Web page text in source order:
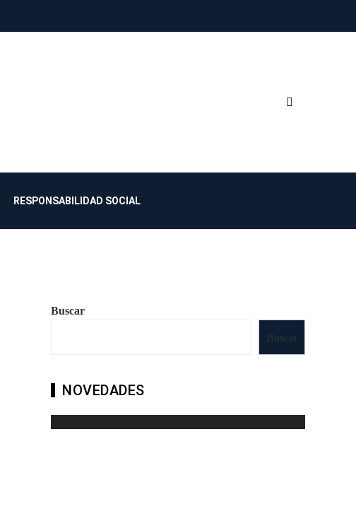
RESPONSABILIDAD SOCIAL
Buscar
Buscar
NOVEDADES